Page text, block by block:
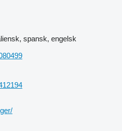
spansk, engelsk